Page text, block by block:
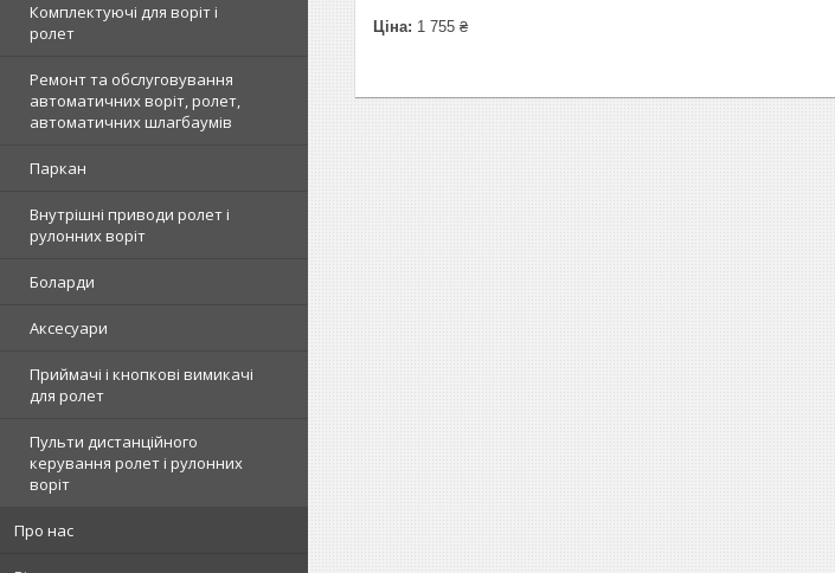
Комплектуючі для воріт і
ролет
Ремонт та обслуговування
автоматичних воріт, ролет,
автоматичних шлагбаумів
Паркан
Внутрішні приводи ролет і
рулонних воріт
Боларди
Аксесуари
Приймачі і кнопкові вимикачі
для ролет
Пульти дистанційного
керування ролет і рулонних
воріт
Про нас
Ціна: 1 755 ₴